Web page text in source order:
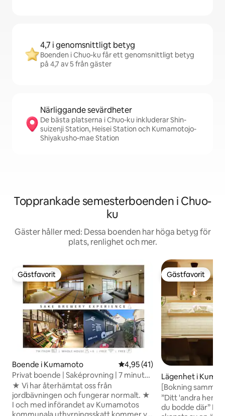
4,7 i genomsnittligt betyg
Boenden i Chuo-ku får ett genomsnittligt betyg
på 4,7 av 5 från gäster
Närliggande sevärdheter
De bästa platserna i Chuo-ku inkluderar Shin-
suizenji Station, Heisei Station och Kumamotojo-
Shiyakusho-mae Station
Topprankade semesterboenden i Chuo-
ku
Gäster håller med: Dessa boenden har höga betyg för
plats, renlighet och mer.
Gästfavorit
Gästfavorit
Boende i Kumamoto 4,95 av 5 i genomsnittligt
4,95 (41)
Privat boende | Saképrovning | 7 minuter
till stationen
★ Vi har återhämtat oss från
jordbävningen och fungerar normalt. ★
I och med införandet av Kumamotos
Gästfavorit
Gästfavorit
Lägenhet i
[Bokning samma
februari # 3
Shinsuizenji
”Ditt 'andra hem'
du bodde där” Detta är ett boende som